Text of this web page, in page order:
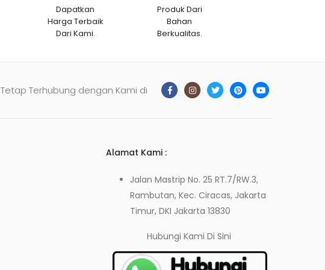
Dapatkan
Harga Terbaik
Dari Kami.
Produk Dari
Bahan
Berkualitas.
Tetap Terhubung dengan Kami di
Alamat Kami :
Jalan Mastrip No. 25 RT.7/RW.3,
Rambutan, Kec. Ciracas, Jakarta
Timur, DKI Jakarta 13830
Hubungi KamiDi Sini